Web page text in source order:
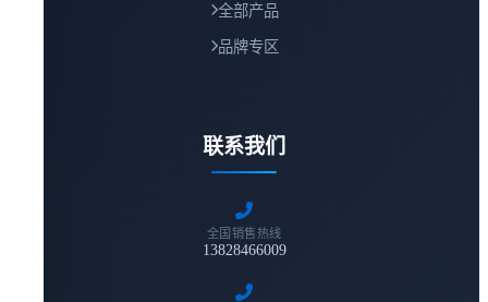
全部产品
品牌专区
联系我们
全国销售热线
13828466009